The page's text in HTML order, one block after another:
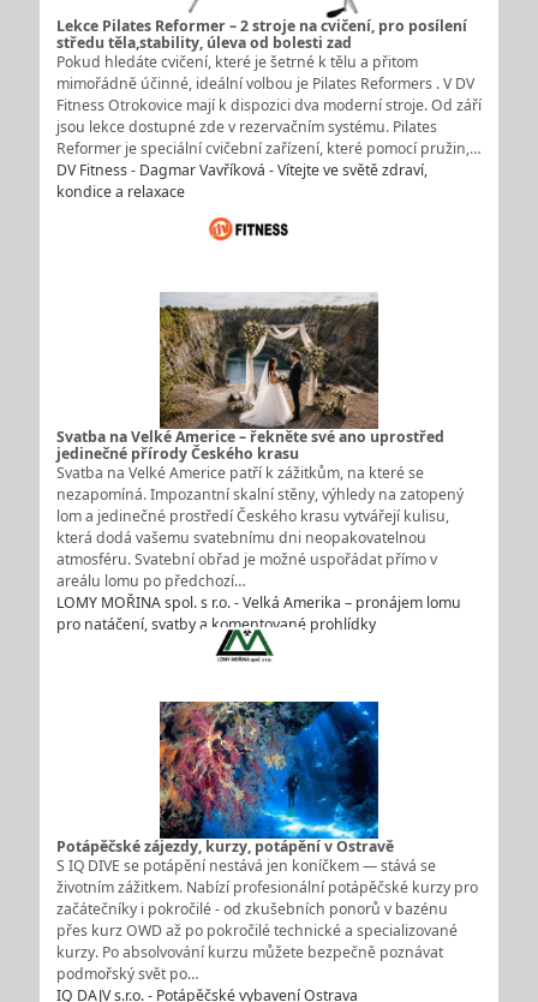
Lekce Pilates Reformer – 2 stroje na cvičení, pro posílení
středu těla,stability, úleva od bolesti zad
Pokud hledáte cvičení, které je šetrné k tělu a přitom
mimořádně účinné, ideální volbou je Pilates Reformers . V DV
Fitness Otrokovice mají k dispozici dva moderní stroje. Od září
jsou lekce dostupné zde v rezervačním systému. Pilates
Reformer je speciální cvičební zařízení, které pomocí pružin,…
DV Fitness - Dagmar Vavříková - Vítejte ve světě zdraví,
kondice a relaxace
Svatba na Velké Americe – řekněte své ano uprostřed
jedinečné přírody Českého krasu
Svatba na Velké Americe patří k zážitkům, na které se
nezapomíná. Impozantní skalní stěny, výhledy na zatopený
lom a jedinečné prostředí Českého krasu vytvářejí kulisu,
která dodá vašemu svatebnímu dni neopakovatelnou
atmosféru. Svatební obřad je možné uspořádat přímo v
areálu lomu po předchozí…
LOMY MOŘINA spol. s r.o. - Velká Amerika – pronájem lomu
pro natáčení, svatby a komentované prohlídky
Potápěčské zájezdy, kurzy, potápění v Ostravě
S IQ DIVE se potápění nestává jen koníčkem — stává se
životním zážitkem. Nabízí profesionální potápěčské kurzy pro
začátečníky i pokročilé - od zkušebních ponorů v bazénu
přes kurz OWD až po pokročilé technické a specializované
kurzy. Po absolvování kurzu můžete bezpečně poznávat
podmořský svět po…
IQ DAJV s.r.o. - Potápěčské vybavení Ostrava